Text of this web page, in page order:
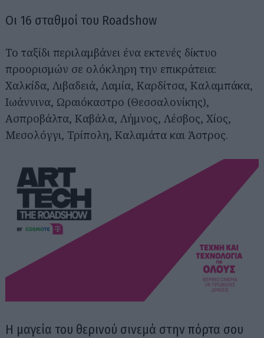
Οι 16 σταθμοί του Roadshow
Το ταξίδι περιλαμβάνει ένα εκτενές δίκτυο
προορισμών σε ολόκληρη την επικράτεια:
Χαλκίδα, Λιβαδειά, Λαμία, Καρδίτσα, Καλαμπάκα,
Ιωάννινα, Ωραιόκαστρο (Θεσσαλονίκης),
Ασπροβάλτα, Καβάλα, Λήμνος, Λέσβος, Χίος,
Μεσολόγγι, Τρίπολη, Καλαμάτα και Άστρος.
Η μαγεία του θερινού σινεμά στην πόρτα σου